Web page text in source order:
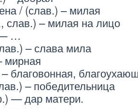
/ (слав.) – милая
слав.) – милая на лицо
— …
– слава мила
мирная
благовонная,
– победительница
— дар матери.